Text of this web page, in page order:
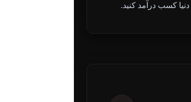
کسب درآمد کنید.